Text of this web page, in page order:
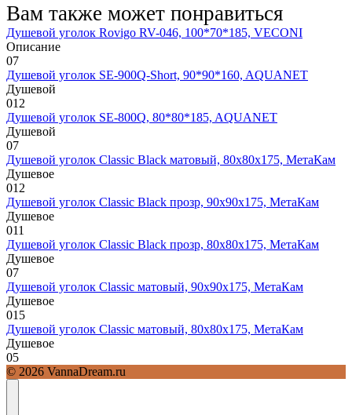
Вам также может понравиться
Душевой уголок Rovigo RV-046, 100*70*185, VECONI
Описание
07
Душевой уголок SE-900Q-Short, 90*90*160, AQUANET
Душевой
012
Душевой уголок SE-800Q, 80*80*185, AQUANET
Душевой
07
Душевой уголок Classic Black матовый, 80х80х175, МетаКам
Душевое
012
Душевой уголок Classic Black прозр, 90х90х175, МетаКам
Душевое
011
Душевой уголок Classic Black прозр, 80х80х175, МетаКам
Душевое
07
Душевой уголок Classic матовый, 90х90х175, МетаКам
Душевое
015
Душевой уголок Classic матовый, 80х80х175, МетаКам
Душевое
05
© 2026 VannaDream.ru